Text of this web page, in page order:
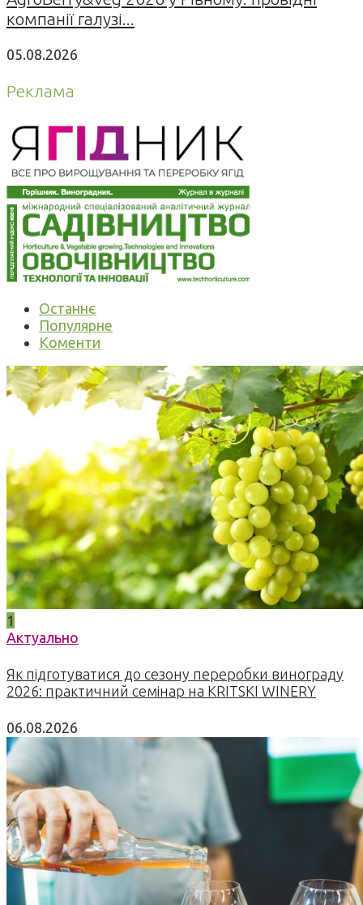
компанії галузі...
05.08.2026
Реклама
Останнє
Популярне
Коменти
1
Актуально
Як підготуватися до сезону переробки винограду
2026: практичний семінар на KRITSKI WINERY
06.08.2026